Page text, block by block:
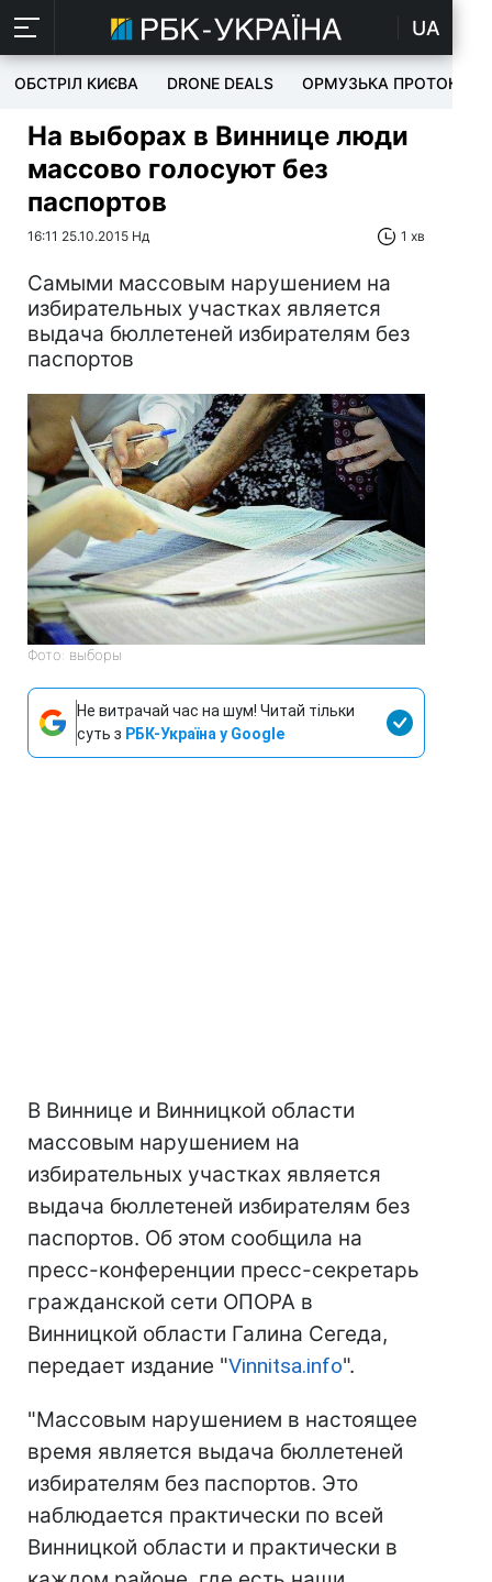
UA
ОБСТРІЛ КИЄВА DRONE DEALS ОРМУЗЬКА ПРОТОКА
На выборах в Виннице люди
массово голосуют без
паспортов
16:11 25.10.2015 Нд 1 хв
Самыми массовым нарушением на
избирательных участках является
выдача бюллетеней избирателям без
паспортов
Фото: выборы
Не витрачай час на шум! Читай тільки
суть з РБК-Україна у Google
В Виннице и Винницкой области
массовым нарушением на
избирательных участках является
выдача бюллетеней избирателям без
паспортов. Об этом сообщила на
пресс-конференции пресс-секретарь
гражданской сети ОПОРА в
Винницкой области Галина Сегеда,
передает издание "Vinnitsa.info".
"Массовым нарушением в настоящее
время является выдача бюллетеней
избирателям без паспортов. Это
наблюдается практически по всей
Винницкой области и практически в